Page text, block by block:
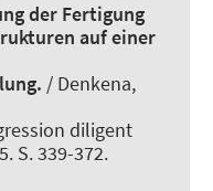
der Fertigung
auf einer
/ Denkena,
diligent
S. 339-372.